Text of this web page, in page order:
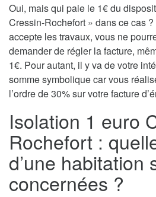
Oui, mais qui paie le 1€ du
Cressin-Rochefort » dans ce cas
accepte les travaux, vous ne
demander de régler la facture,
1€. Pour autant, il y va de votre
somme symbolique car vous
l’ordre de 30% sur votre facture
Isolation 1 euro
Rochefort :
d’une habitation
concernées ?